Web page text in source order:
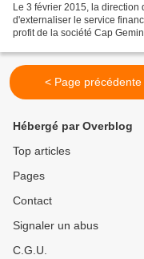
Le 3 février 2015, la direction
d'externaliser le service
profit de la société Cap
< Page précédente
Hébergé par Overblog
Top articles
Pages
Contact
Signaler un abus
C.G.U.